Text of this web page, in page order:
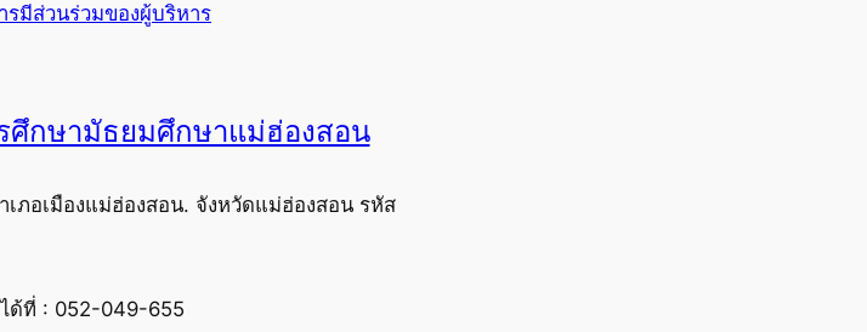
มีส่วนร่วมของผู้บริหาร
ศึกษามัธยมศึกษาแม่ฮ่องสอน
ภอเมืองแม่ฮ่องสอน. จังหวัดแม่ฮ่องสอน รหัส
ด้ที่ : 052-049-655